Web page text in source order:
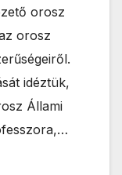
orosz
orosz
idéztük,
Állami